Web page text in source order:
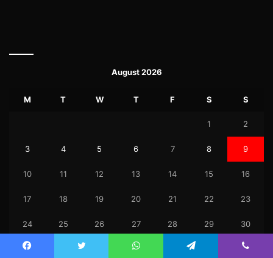
August 2026
M T W T F S S
1 2
3 4 5 6 7 8 9
10 11 12 13 14 15 16
17 18 19 20 21 22 23
24 25 26 27 28 29 30
31